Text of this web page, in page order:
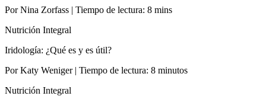
Por Nina Zorfass | Tiempo de lectura: 8 mins
Nutrición Integral
Iridología: ¿Qué es y es útil?
Por Katy Weniger | Tiempo de lectura: 8 minutos
Nutrición Integral